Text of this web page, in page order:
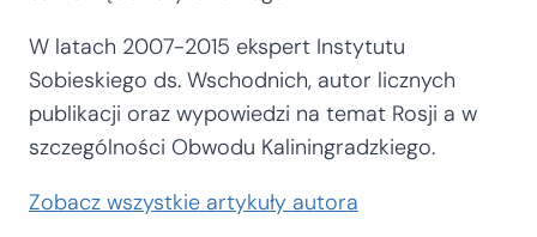
W latach 2007-2015 ekspert Instytutu
Sobieskiego ds. Wschodnich, autor licznych
publikacji oraz wypowiedzi na temat Rosji a w
szczególności Obwodu Kaliningradzkiego.
Zobacz wszystkie artykuły autora